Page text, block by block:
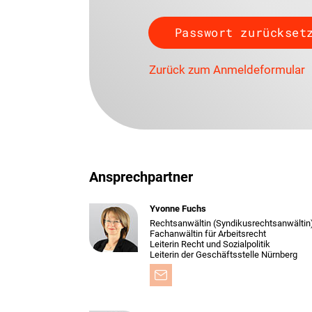
Zurück zum Anmeldeformular
Ansprechpartner
Yvonne Fuchs
Rechtsanwältin
Fachanwältin für Arbeitsrecht
Leiterin Recht und Sozialpolitik
Leiterin der Geschäftsstelle Nürnberg